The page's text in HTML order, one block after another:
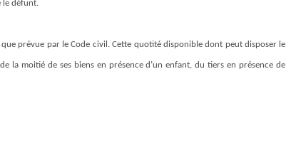
le défunt.
prévue par le Code civil. Cette quotité disponible dont peut disposer le
la moitié de ses biens en présence d’un enfant, du tiers en présence de